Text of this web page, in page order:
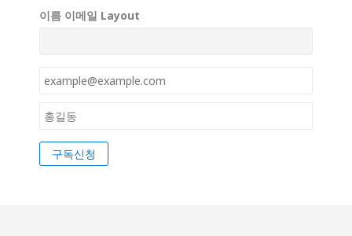
이름 이메일 Layout
이
름
*
구독신청